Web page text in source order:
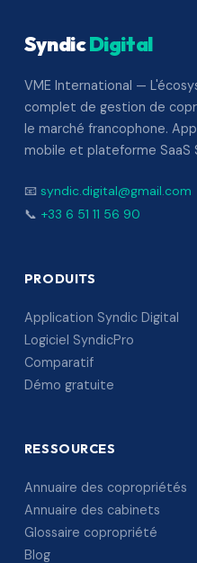
SyndicDigital
VME International —
complet de gestion de
le marché francophone.
mobile et plateforme SaaS
📧 syndic.digital@gmail.com
📞 +33 6 51 11 56 90
PRODUITS
Application Syndic Digital
Logiciel SyndicPro
Comparatif
Démo gratuite
RESSOURCES
Annuaire des copropriétés
Annuaire des cabinets
Glossaire copropriété
Blog